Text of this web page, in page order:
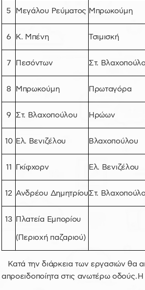
5 Μεγάλου Ρεύματος Μπρωκούμη
6 Κ. Μπένη Τσιμισκή
7 Πεσόντων Στ.
8 Μπρωκούμη Πρωταγόρα
9 Στ. Βλαχοπούλου Ηρώων
10 Ελ. Βενιζέλου Βλαχοπούλου
11 Γκίφχορν Ελ. Βενιζέλου
12 Ανδρέου ΔημητρίουΣτ.
13 Πλατεία Εμπορίου
(Περιοχή παζαριού)
Κατά την διάρκεια των εργασιών θα
απροειδοποίητα στις ανωτέρω οδούς.